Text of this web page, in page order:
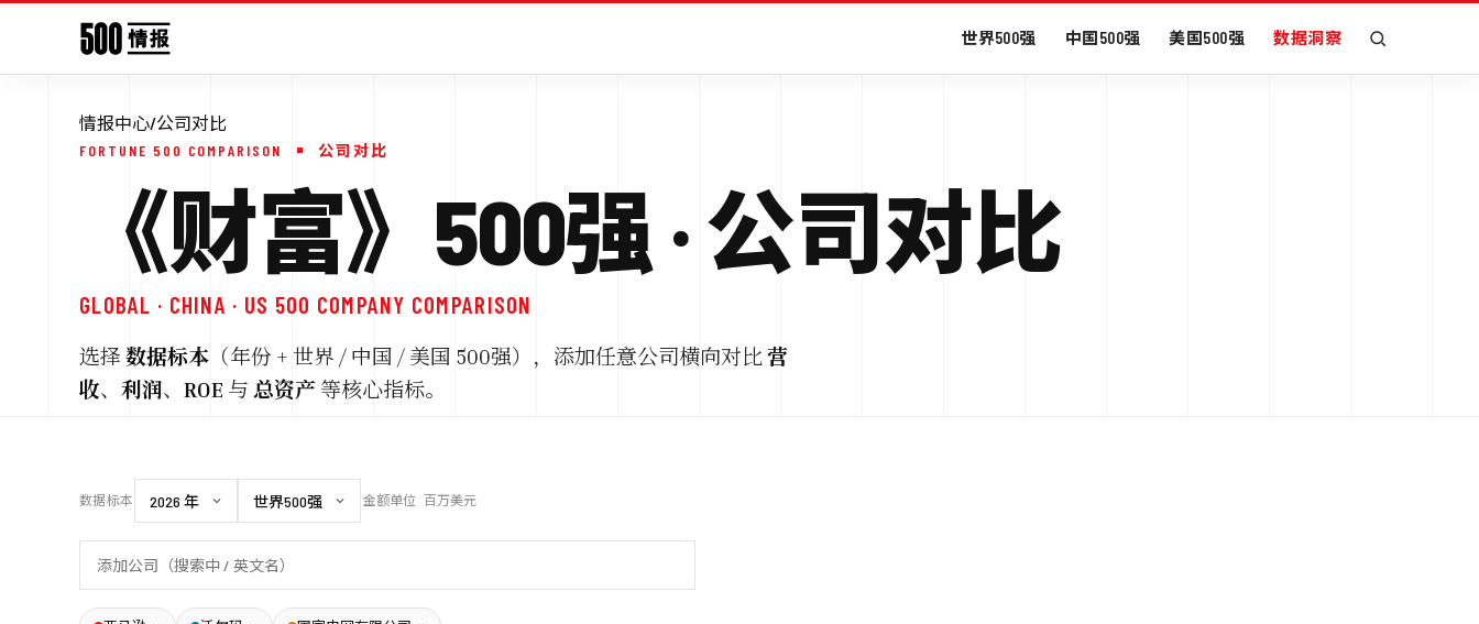
世界500强 中国500强 美国500强 数据洞察
情报中心/公司对比
FORTUNE 500 COMPARISON 公司对比
《财富》500强 · 公司对比
GLOBAL · CHINA · US 500 COMPANY COMPARISON
选择 数据标本 （年份 + 世界 / 中国 / 美国 500强），添加任意公司横向对比 营
收、 利润、 ROE 与 总资产 等核心指标。
数据标本 金额单位 百万美元